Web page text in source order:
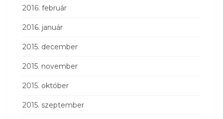
2016. február
2016. január
2015. december
2015. november
2015. október
2015. szeptember